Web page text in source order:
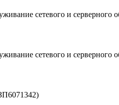
сетевого и серверного
сетевого и серверного